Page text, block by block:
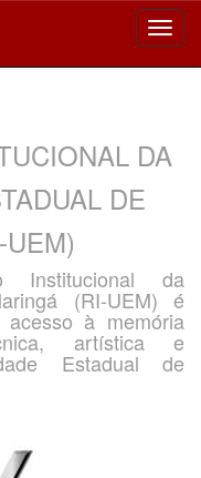
DA
DE
Institucional da
(RI-UEM) é
à memória
artística e
Estadual de